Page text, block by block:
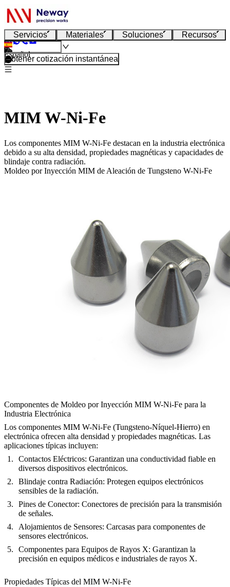
Servicios Materiales Soluciones Recursos
Español
Obtener cotización instantánea
MIM W-Ni-Fe
Los componentes MIM W-Ni-Fe destacan en la industria electrónica
debido a su alta densidad, propiedades magnéticas y capacidades de
blindaje contra radiación.
Moldeo por Inyección MIM de Aleación de Tungsteno W-Ni-Fe
Componentes de Moldeo por Inyección MIM W-Ni-Fe para la
Industria Electrónica
Los componentes MIM W-Ni-Fe (Tungsteno-Níquel-Hierro) en
electrónica ofrecen alta densidad y propiedades magnéticas. Las
aplicaciones típicas incluyen:
Contactos Eléctricos: Garantizan una conductividad fiable en
diversos dispositivos electrónicos.
Blindaje contra Radiación: Protegen equipos electrónicos
sensibles de la radiación.
Pines de Conector: Conectores de precisión para la transmisión
de señales.
Alojamientos de Sensores: Carcasas para componentes de
sensores electrónicos.
Componentes para Equipos de Rayos X: Garantizan la
precisión en equipos médicos e industriales de rayos X.
Propiedades Típicas del MIM W-Ni-Fe